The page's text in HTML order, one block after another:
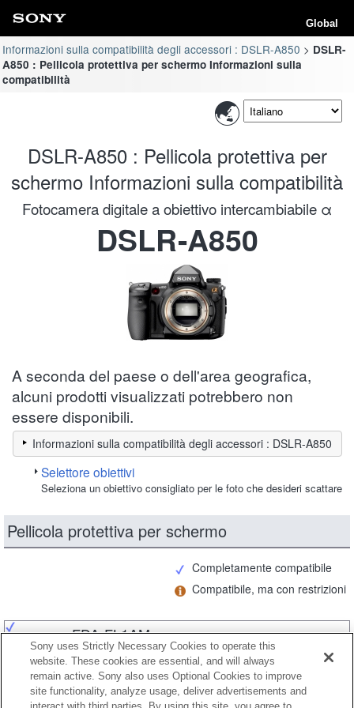
Global
Informazioni sulla compatibilità degli accessori : DSLR-A850
DSLR-
A850 : Pellicola protettiva per schermo Informazioni sulla
compatibilità
DSLR-A850 : Pellicola protettiva per
schermo Informazioni sulla compatibilità
Fotocamera digitale a obiettivo intercambiabile α
DSLR-A850
A seconda del paese o dell'area geografica,
alcuni prodotti visualizzati potrebbero non
essere disponibili.
Informazioni sulla compatibilità degli accessori : DSLR-A850
Selettore obiettivi
Seleziona un obiettivo consigliato per le foto che desideri scattare
Pellicola protettiva per schermo
Completamente compatibile
Compatibile, ma con restrizioni
FDA-FL1AM
FDA-FM1AM
Sony uses Strictly Necessary Cookies to operate this
website. These cookies are essential, and will always
remain active. Sony also uses Optional Cookies to improve
site functionality, analyze usage, deliver advertisements and